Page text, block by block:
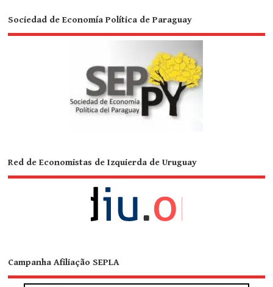
Sociedad de Economía Política de Paraguay
Red de Economistas de Izquierda de Uruguay
Campanha Afiliação SEPLA